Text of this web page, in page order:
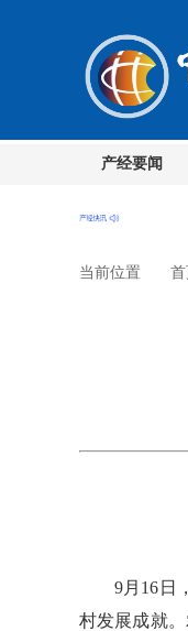
产经要闻
当前位置 首
9月16日，
村发展成就